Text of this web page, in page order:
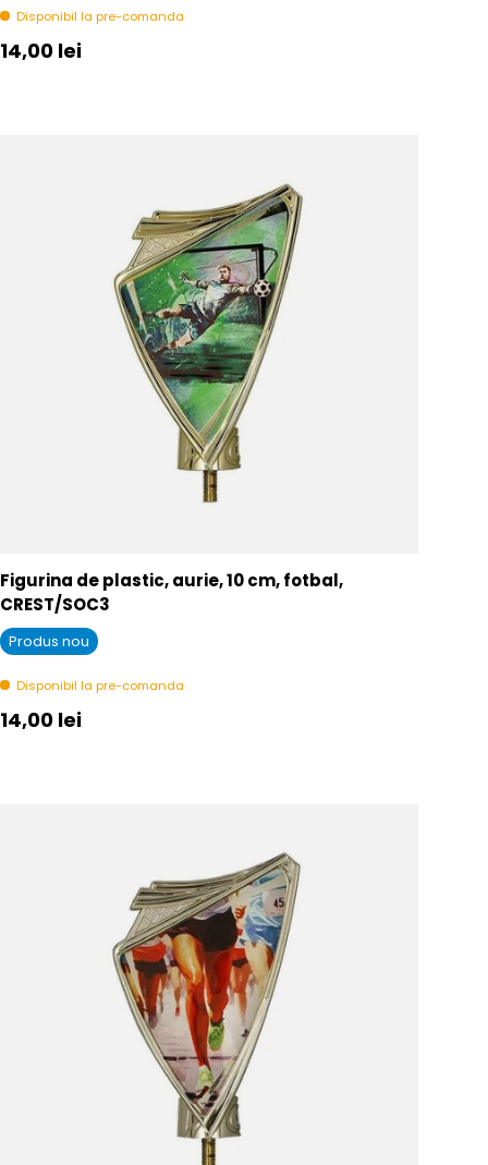
Disponibil la pre-comanda
Pret initial
14,00 lei
Figurina de plastic, aurie, 10 cm, fotbal,
CREST/SOC3
Produs nou
Disponibil la pre-comanda
Pret initial
14,00 lei